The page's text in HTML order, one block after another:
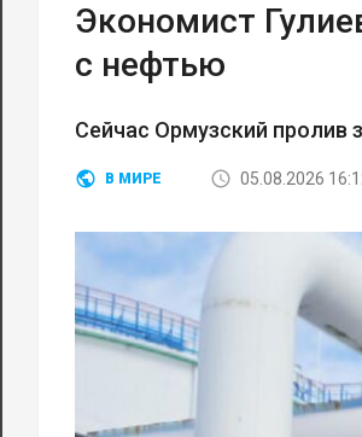
Экономист
с нефтью
Сейчас Ормузский пролив
В МИРЕ 05.08.2026